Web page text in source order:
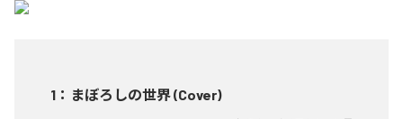
1 ： まぼろしの世界 (Cover)